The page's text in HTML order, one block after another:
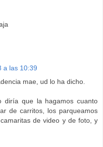
a las 10:39
mae, ud lo ha dicho.
diría que la hagamos cuanto
de carritos, los parqueamos
de video y de foto, y